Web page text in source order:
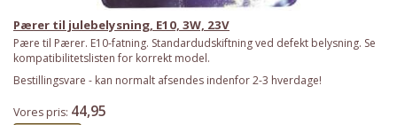
Pærer til julebelysning, E10, 3W, 23V
Pære til Pærer. E10-fatning. Standardudskiftning ved defekt belysning. Se
kompatibilitetslisten for korrekt model.
Bestillingsvare - kan normalt afsendes indenfor 2-3 hverdage!
Vores pris: 44,95